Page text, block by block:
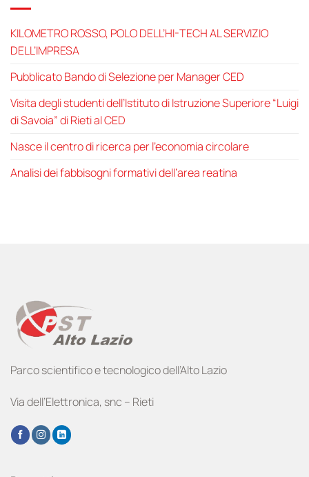
KILOMETRO ROSSO, POLO DELL’HI-TECH AL SERVIZIO
DELL’IMPRESA
Pubblicato Bando di Selezione per Manager CED
Visita degli studenti dell’Istituto di Istruzione Superiore “Luigi
di Savoia” di Rieti al CED
Nasce il centro di ricerca per l’economia circolare
Analisi dei fabbisogni formativi dell’area reatina
Parco scientifico e tecnologico dell’Alto Lazio
Via dell’Elettronica, snc – Rieti